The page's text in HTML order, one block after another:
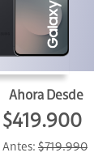
Ahora Desde
$419.900
Antes: $719.990